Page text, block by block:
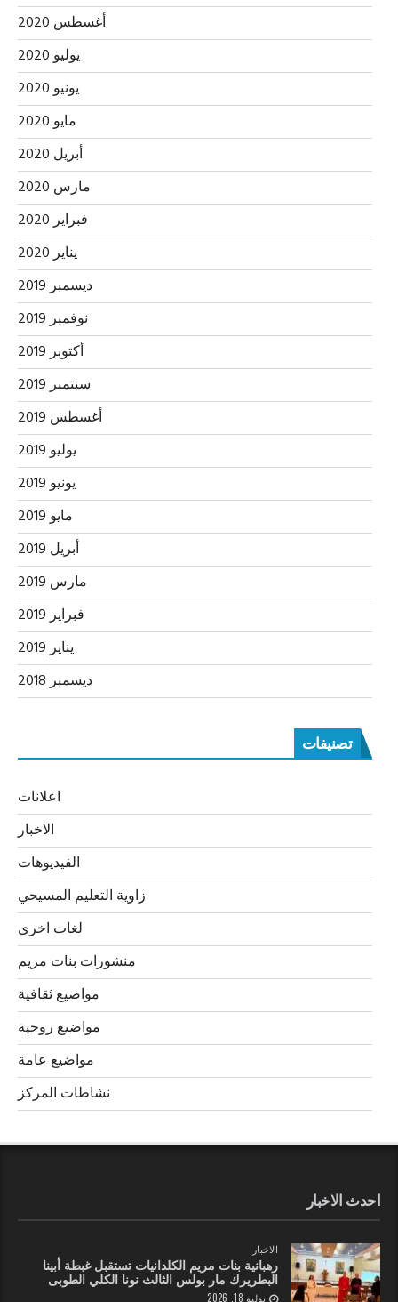
أغسطس 2020
يوليو 2020
يونيو 2020
مايو 2020
أبريل 2020
مارس 2020
فبراير 2020
يناير 2020
ديسمبر 2019
نوفمبر 2019
أكتوبر 2019
سبتمبر 2019
أغسطس 2019
يوليو 2019
يونيو 2019
مايو 2019
أبريل 2019
مارس 2019
فبراير 2019
يناير 2019
ديسمبر 2018
تصنيفات
اعلانات
الاخبار
الفيديوهات
زاوية التعليم المسيحي
لغات اخرى
منشورات بنات مريم
مواضيع ثقافية
مواضيع روحية
مواضيع عامة
نشاطات المركز
احدث الاخبار
الاخبار
رهبانية بنات مريم الكلدانيات تستقبل غبطة أبينا
البطريرك مار بولس الثالث نونا الكلي الطوبى
يوليو 18, 2026